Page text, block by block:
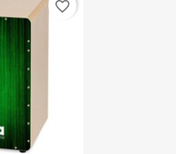
favorite_border